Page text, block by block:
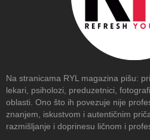
Na stranicama RYL magazina pišu:
lekari, psiholozi, preduzetnici,
oblasti. Ono što ih povezuje nije
znanjem, iskustvom i autentičnim
razmišljanje i doprinesu ličnom i